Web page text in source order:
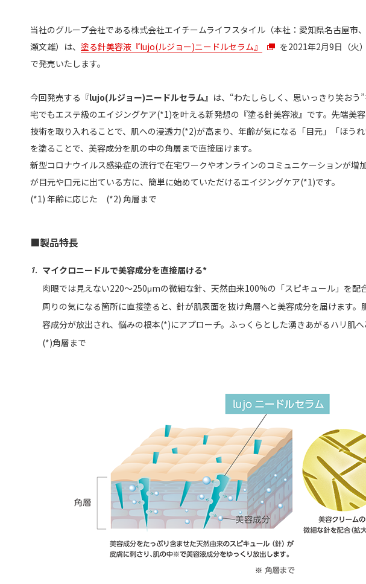
当社のグループ会社である株式会社エイチームライフスタイル（本社：愛知県名古屋市
瀬文雄）は、 塗る針美容液『lujo(ルジョー)ニードルセラム』
を2021年2月9日（火
で発売いたします。
今回発売する 『lujo(ルジョー)ニードルセラム』 は、“わたしらしく、思いっきり笑おう
宅でもエステ級のエイジングケア(*1)を叶える新発想の『塗る針美容液』です。先端美
技術を取り入れることで、肌への浸透力(*2)が高まり、年齢が気になる「目元」「ほう
を塗ることで、美容成分を肌の中の角層まで直接届けます。
新型コロナウイルス感染症の流行で在宅ワークやオンラインのコミュニケーションが増
が目元や口元に出ている方に、簡単に始めていただけるエイジングケア(*1)です。
(*1) 年齢に応じた (*2) 角層まで
■製品特長
マイクロニードルで美容成分を直接届ける*
肉眼では見えない220～250μmの微細な針、天然由来100%の「スピキュール」を配
周りの気になる箇所に直接塗ると、針が肌表面を抜け角層へと美容成分を届けます
容成分が放出され、悩みの根本(*)にアプローチ。ふっくらとした湧きあがるハリ肌へ
(*)角層まで